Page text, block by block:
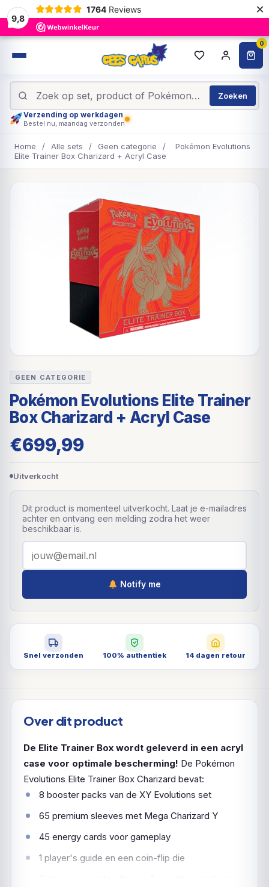
9,8
1764 Reviews ×
0
Zoeken
Verzending op werkdagen
Bestel nu, maandag verzonden
Home / Alle sets / Geen categorie /
Pokémon Evolutions
Elite Trainer Box Charizard + Acryl Case
UITVERKOCHT
GEEN CATEGORIE
Pokémon Evolutions Elite Trainer
Box Charizard + Acryl Case
€699,99
Uitverkocht
Dit product is momenteel uitverkocht. Laat je e-mailadres
achter en ontvang een melding zodra het weer
beschikbaar is.
Notify me
Snel verzonden 100% authentiek 14 dagen retour
Over dit product
De Elite Trainer Box wordt geleverd in een acryl
case voor optimale bescherming! De Pokémon
Evolutions Elite Trainer Box Charizard bevat:
8 booster packs van de XY Evolutions set
65 premium sleeves met Mega Charizard Y
45 energy cards voor gameplay
1 player's guide en een coin-flip die